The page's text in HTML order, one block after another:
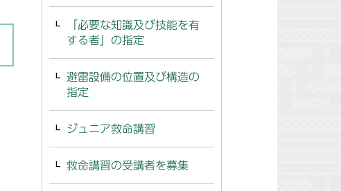
「必要な知識及び技能を有
する者」の指定
避雷設備の位置及び構造の
指定
ジュニア救命講習
救命講習の受講者を募集